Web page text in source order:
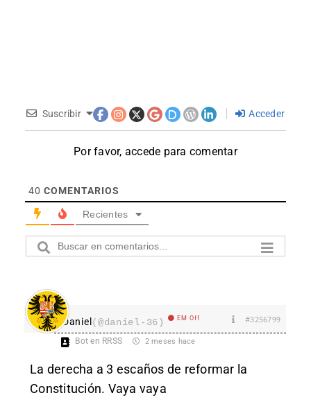
Suscribir Acceder
Por favor, accede para comentar
40 COMENTARIOS
Recientes
Daniel(@daniel-36) EM Off #3256799
Bot en RRSS 2 meses hace
La derecha a 3 escaños de reformar la
Constitución. Vaya vaya